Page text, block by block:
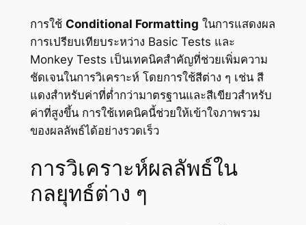
การใช้ Conditional Formatting ในการแสดงผล
การเปรียบเทียบระหว่าง Basic Tests และ
Monkey Tests เป็นเทคนิคสำคัญที่ช่วยเพิ่มความ
ชัดเจนในการวิเคราะห์ โดยการใช้สีต่าง ๆ เช่น สี
แดงสำหรับค่าที่ต่ำกว่ามาตรฐานและสีเขียวสำหรับ
ค่าที่สูงขึ้น การใช้เทคนิคนี้ช่วยให้เข้าใจภาพรวม
ของผลลัพธ์ได้อย่างรวดเร็ว
การวิเคราะห์ผลลัพธ์ใน
กลยุทธ์ต่าง ๆ